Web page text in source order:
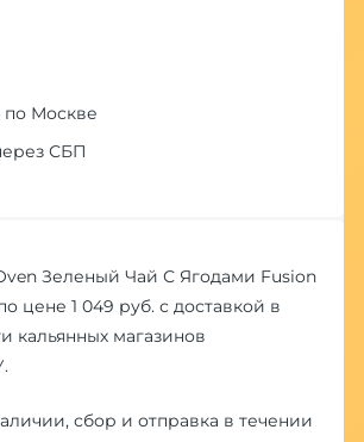
Москве
СБП
Зеленый Чай С Ягодами Fusion
цене 1 049 руб. с доставкой в
кальянных магазинов
сбор и отправка в течении